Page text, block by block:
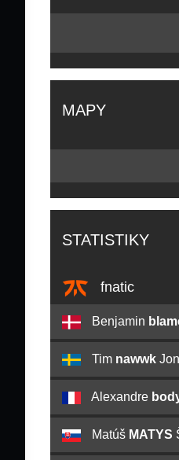
MAPY
STATISTIKY
fnatic
Benjamin
Tim nawwk
Alexandre
Matúš MATYS